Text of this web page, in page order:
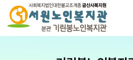
7월 7일 > 주간식단(분관)